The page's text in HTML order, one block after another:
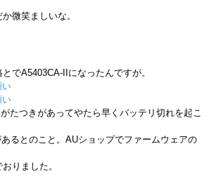
微笑ましいな。
でA5403CA-IIになったんですが。
い
い
たつきがあってやたら早くバッテリ切れを起こ
るとのこと。AUショップでファームウェアの
りました。